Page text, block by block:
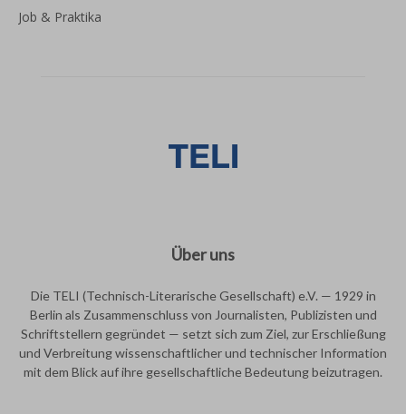
Job & Praktika
Über uns
Die TELI (Technisch-Literarische Gesellschaft) e.V. — 1929 in
Berlin als Zusammenschluss von Journalisten, Publizisten und
Schriftstellern gegründet — setzt sich zum Ziel, zur Erschließung
und Verbreitung wissenschaftlicher und technischer Information
mit dem Blick auf ihre gesellschaftliche Bedeutung beizutragen.